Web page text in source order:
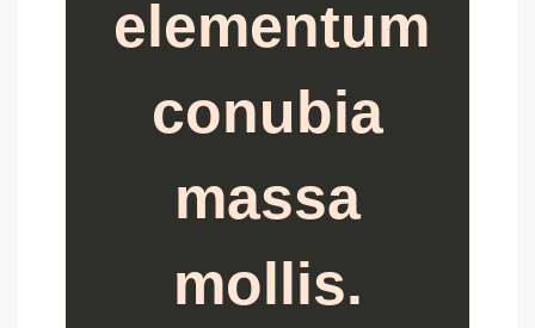
elementum
conubia
massa
mollis.